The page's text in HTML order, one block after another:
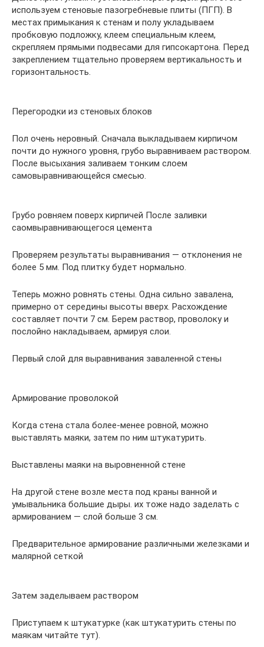
используем стеновые пазогребневые плиты (ПГП). В
местах примыкания к стенам и полу укладываем
пробковую подложку, клеем специальным клеем,
скрепляем прямыми подвесами для гипсокартона. Перед
закреплением тщательно проверяем вертикальность и
горизонтальность.
Перегородки из стеновых блоков
Пол очень неровный. Сначала выкладываем кирпичом
почти до нужного уровня, грубо выравниваем раствором.
После высыхания заливаем тонким слоем
самовыравнивающейся смесью.
Грубо ровняем поверх кирпичей После заливки
саомвыравнивающегося цемента
Проверяем результаты выравнивания — отклонения не
более 5 мм. Под плитку будет нормально.
Теперь можно ровнять стены. Одна сильно завалена,
примерно от середины высоты вверх. Расхождение
составляет почти 7 см. Берем раствор, проволоку и
послойно накладываем, армируя слои.
Первый слой для выравнивания заваленной стены
Армирование проволокой
Когда стена стала более-менее ровной, можно
выставлять маяки, затем по ним штукатурить.
Выставлены маяки на выровненной стене
На другой стене возле места под краны ванной и
умывальника большие дыры. их тоже надо заделать с
армированием — слой больше 3 см.
Предварительное армирование различными железками и
малярной сеткой
Затем заделываем раствором
Приступаем к штукатурке (как штукатурить стены по
маякам читайте тут).